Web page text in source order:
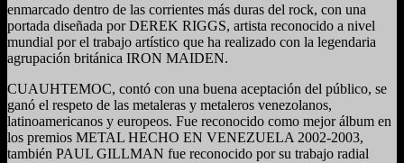
enmarcado dentro de las corrientes más duras del rock, con una
portada diseñada por DEREK RIGGS, artista reconocido a nivel
mundial por el trabajo artístico que ha realizado con la legendaria
agrupación británica IRON MAIDEN.
CUAUHTEMOC, contó con una buena aceptación del público, se
ganó el respeto de las metaleras y metaleros venezolanos,
latinoamericanos y europeos. Fue reconocido como mejor álbum en
los premios METAL HECHO EN VENEZUELA 2002-2003,
también PAUL GILLMAN fue reconocido por su trabajo radial